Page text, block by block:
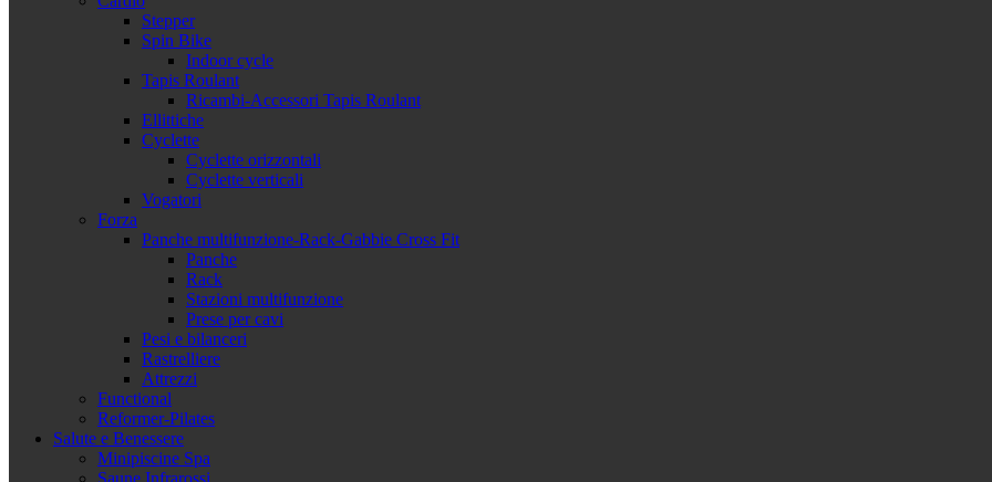
Stepper
Spin Bike
Indoor cycle
Tapis Roulant
Ricambi-Accessori Tapis Roulant
Ellittiche
Cyclette
Cyclette orizzontali
Cyclette verticali
Vogatori
Forza
Panche multifunzione-Rack-Gabbie Cross Fit
Panche
Rack
Stazioni multifunzione
Prese per cavi
Pesi e bilanceri
Rastrelliere
Attrezzi
Functional
Reformer-Pilates
Salute e Benessere
Minipiscine Spa
Saune Infrarossi